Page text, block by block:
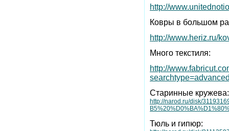
http://
Ковры в большом
http://www.heriz.ru/
Много текстиля:
http://
Старинные кружева:
http://narod.ru/disk/
Тюль и гипюр: